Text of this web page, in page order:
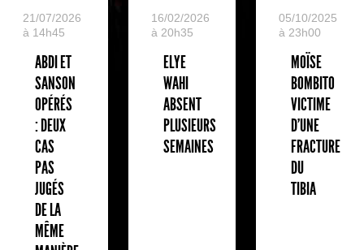
21/07/2026
à 14h45
ABDI ET
SANSON
OPÉRÉS
: DEUX
CAS
PAS
JUGÉS
DE LA
MÊME
16/02/2026
à 20h35
ELYE
WAHI
ABSENT
PLUSIEURS
SEMAINES
05/10/2025
à 23h00
MOÏSE
BOMBITO
VICTIME
D'UNE
FRACTURE
DU
TIBIA